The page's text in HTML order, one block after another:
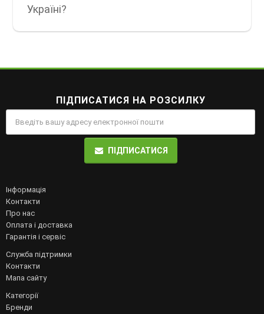
Україні?
ПІДПИСАТИСЯ НА РОЗСИЛКУ
ПІДПИСАТИСЯ
Інформація
Контакти
Про нас
Оплата і доставка
Гарантія і сервіс
Служба підтримки
Контакти
Мапа сайту
Категорії
Бренди